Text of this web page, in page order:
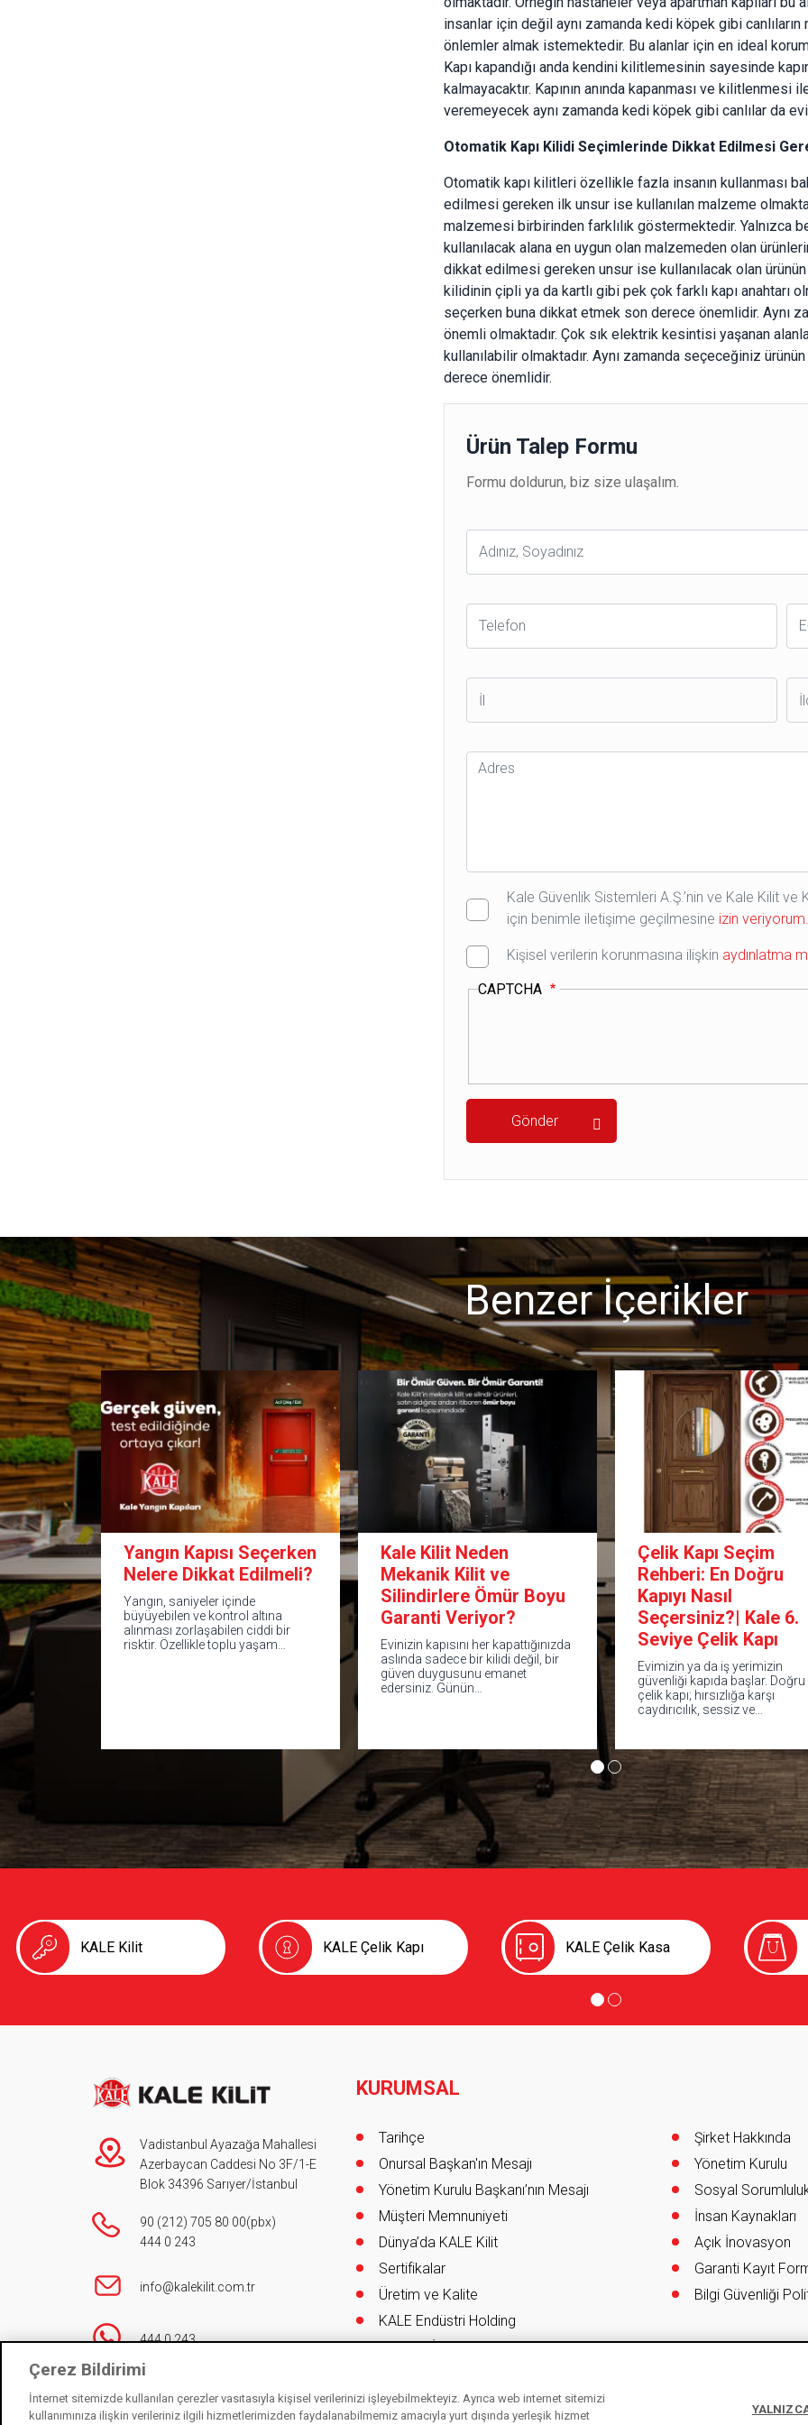
insanlar için değil aynı zamanda kedi köpek gibi
önlemler almak istemektedir. Bu alanlar için en ideal
Kapı kapandığı anda kendini kilitlemesinin sayesinde
kalmayacaktır. Kapının anında kapanması ve
veremeyecek aynı zamanda kedi köpek gibi canlılar da
Otomatik Kapı Kilidi Seçimlerinde Dikkat Edilmesi
Otomatik kapı kilitleri özellikle fazla insanın kullanması
edilmesi gereken ilk unsur ise kullanılan malzeme
malzemesi birbirinden farklılık göstermektedir. Yalnızca
kullanılacak alana en uygun olan malzemeden olan
dikkat edilmesi gereken unsur ise kullanılacak olan
kilidinin çipli ya da kartlı gibi pek çok farklı kapı anahtarı
seçerken buna dikkat etmek son derece önemlidir. Aynı
önemli olmaktadır. Çok sık elektrik kesintisi yaşanan
kullanılabilir olmaktadır. Aynı zamanda seçeceğiniz
derece önemlidir.
Ürün Talep Formu
Formu doldurun, biz size ulaşalım.
Ad
Soyad
Telefon
E-
İl İlçe
Adres
Kale Güvenlik Sistemleri A.Ş.’nin ve Kale Kilit ve
için benimle iletişime geçilmesine izin veriyorum.
Kişisel verilerin korunmasına ilişkin aydınlatma
CAPTCHA
Benzer İçerikler
Yangın Kapısı Seçerken
Nelere Dikkat Edilmeli?
Yangın, saniyeler içinde
büyüyebilen ve kontrol altına
alınması zorlaşabilen ciddi bir
risktir. Özellikle toplu yaşam…
Kale Kilit Neden
Mekanik Kilit ve
Silindirlere Ömür Boyu
Garanti Veriyor?
Evinizin kapısını her kapattığınızda
aslında sadece bir kilidi değil, bir
güven duygusunu emanet
edersiniz. Günün…
Çelik Kapı Seçim
Rehberi: En Doğru
Kapıyı Nasıl
Seçersiniz?| Kale 6.
Seviye Çelik Kapı
Evimizin ya da iş yerimizin
güvenliği kapıda başlar. Doğru
çelik kapı; hırsızlığa karşı
caydırıcılık, sessiz ve…
KALE Kilit KALE Çelik Kapı KALE Çelik Kasa
Vadistanbul Ayazağa Mahallesi
Azerbaycan Caddesi No 3F/1-E
Blok 34396 Sarıyer/İstanbul
90 (212) 705 80 00(pbx)
444 0 243
info@kalekilit.com.tr
444 0 243
İletişim
Footer
KURUMSAL
Tarihçe
Onursal Başkan'ın Mesajı
Yönetim Kurulu Başkanı’nın Mesajı
Müşteri Memnuniyeti
Dünya’da KALE Kilit
Sertifikalar
Üretim ve Kalite
KALE Endüstri Holding
Çevre & İSG Entegre Yönetim Sistemi Kapsamı
Şirket Hakkında
Yönetim Kurulu
Sosyal
İnsan Kaynakları
Açık İnovasyon
Garanti Kayıt
Bilgi Güvenliği
Çerez Bildirimi
İnternet sitemizde kullanılan çerezler vasıtasıyla kişisel verilerinizi işleyebilmekteyiz. Ayrıca web internet sitemizi
kullanımınıza ilişkin verileriniz ilgili hizmetlerimizden faydalanabilmemiz amacıyla yurt dışında yerleşik hizmet